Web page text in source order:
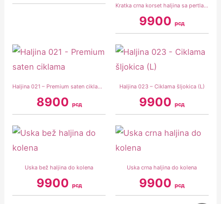
Kratka crna korset haljina sa pertlama na leđima
9900рсд
Haljina 021 – Premium saten ciklama
8900 рсд
Haljina 023 – Ciklama šljokica (L)
9900рсд
Uska bež haljina do kolena
9900 рсд
Uska crna haljina do kolena
9900рсд